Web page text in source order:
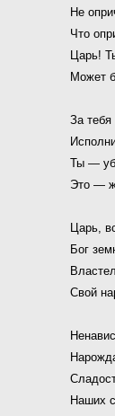
Не
Что
Царь!
Может
За
Ты —
Это —
Царь,
Бог
Свой
Наших